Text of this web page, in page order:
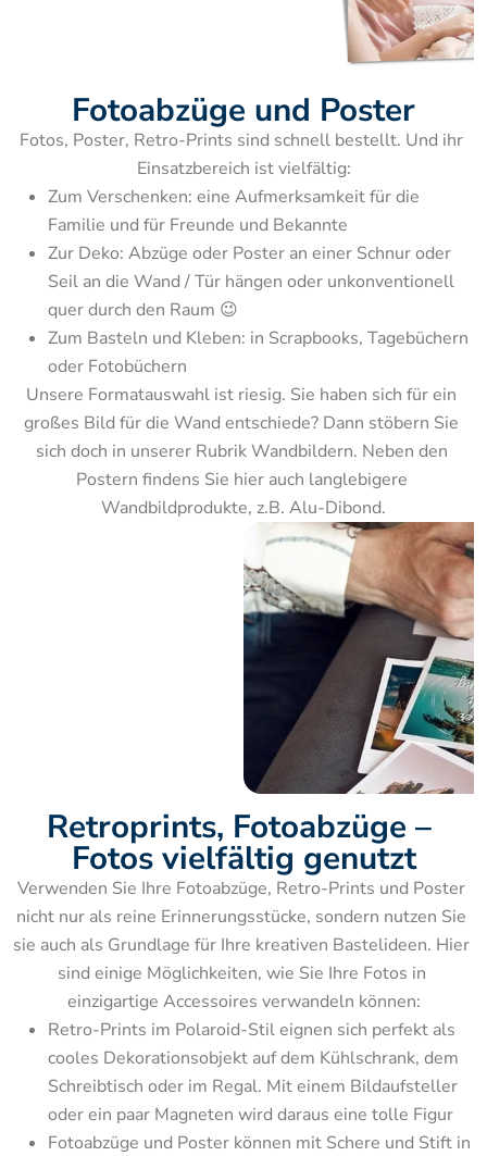
Fotoabzüge und Poster
Fotos, Poster, Retro-Prints sind schnell bestellt. Und ihr
Zum Verschenken: eine Aufmerksamkeit für die
Familie und für Freunde und Bekannte
Zur Deko: Abzüge oder Poster an einer Schnur oder
Seil an die Wand / Tür hängen oder unkonventionell
quer durch den Raum 😉
Zum Basteln und Kleben: in Scrapbooks, Tagebüchern
Unsere Formatauswahl ist riesig. Sie haben sich für ein
großes Bild für die Wand entschiede? Dann stöbern Sie
sich doch in unserer Rubrik Wandbildern. Neben den
Postern findens Sie hier auch langlebigere
Wandbildprodukte, z.B. Alu-Dibond.
Retroprints, Fotoabzüge –
Fotos vielfältig genutzt
Verwenden Sie Ihre Fotoabzüge, Retro-Prints und Poster
nicht nur als reine Erinnerungsstücke, sondern nutzen Sie
sie auch als Grundlage für Ihre kreativen Bastelideen. Hier
sind einige Möglichkeiten, wie Sie Ihre Fotos in
einzigartige Accessoires verwandeln können:
Retro-Prints im Polaroid-Stil eignen sich perfekt als
cooles Dekorationsobjekt auf dem Kühlschrank, dem
Schreibtisch oder im Regal. Mit einem Bildaufsteller
oder ein paar Magneten wird daraus eine tolle Figur
Fotoabzüge und Poster können mit Schere und Stift in